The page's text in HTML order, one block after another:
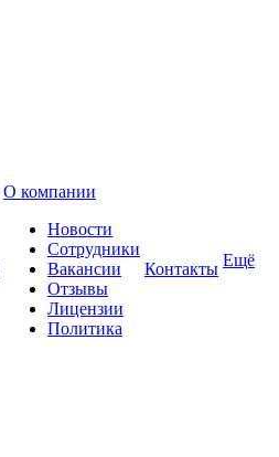
О компании
Новости
Сотрудники
Вакансии
Отзывы
Лицензии
Политика
Контакты Ещё